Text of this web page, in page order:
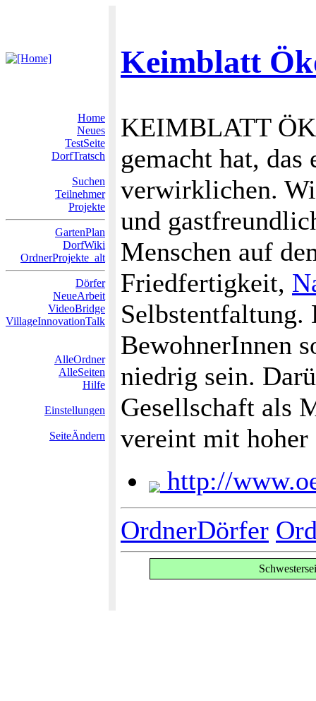
Keimblatt
Home
Neues
TestSeite
DorfTratsch
Suchen
Teilnehmer
Projekte
GartenPlan
DorfWiki
OrdnerProjekte_alt
Dörfer
NeueArbeit
VideoBridge
VillageInnovationTalk
AlleOrdner
AlleSeiten
Hilfe
Einstellungen
SeiteÄndern
KEIMBLATT
gemacht hat,
verwirklichen.
und
Menschen auf
Friedfertigkeit,
Selbstentfaltung.
BewohnerInnen
niedrig sein.
Gesellschaft als
vereint mit hoher
http://
OrdnerDörfer